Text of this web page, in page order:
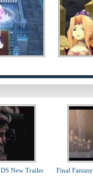
New Trailer Final